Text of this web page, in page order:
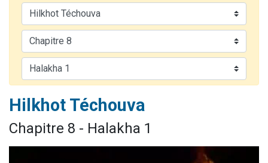
Eli vient de donner son Maasser
Lisbel Esther vient de donner son Maasser
3 personnes viennent de faire un don pour Événements Torah-Box
2 personnes viennent de nous rejoindre sur WhatsApp
Sandrine vient de demander la récitation d'un Kaddich pour un proche
Hilkhot Téchouva
Chapitre 8 - Halakha 1